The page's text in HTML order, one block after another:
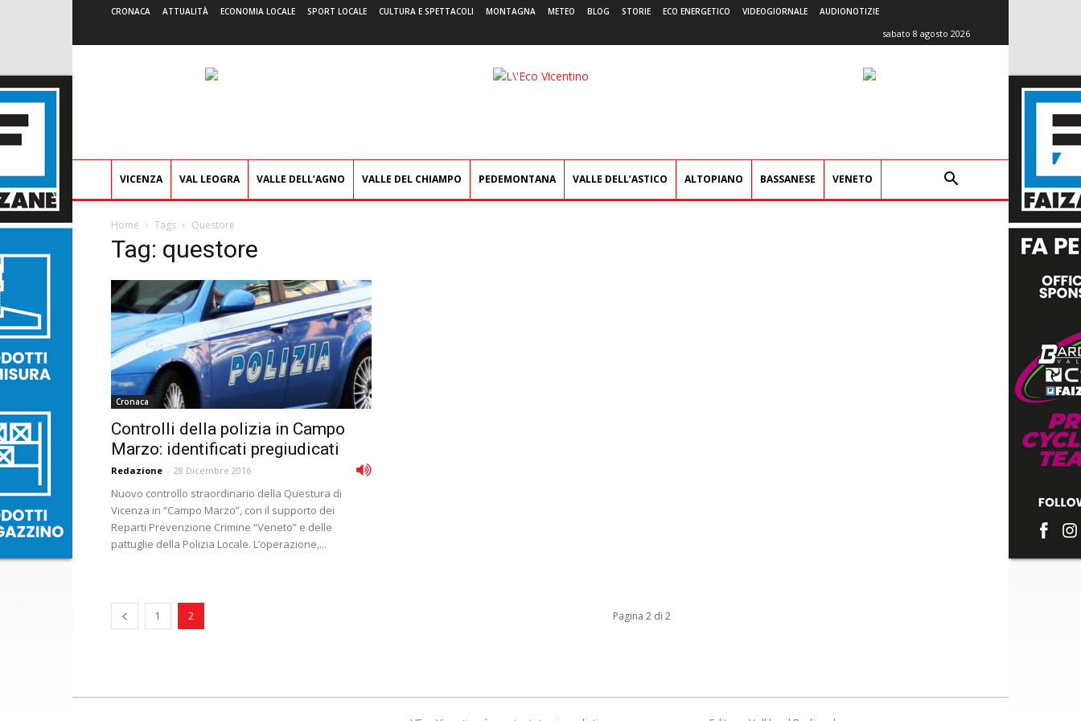
CRONACA ATTUALITÀ ECONOMIA LOCALE SPORT LOCALE CULTURA E SPETTACOLI MONTAGNA METEO BLOG STORIE ECO ENERGETICO VIDEOGIORNALE AUDIONOTIZIE
sabato 8 agosto 2026
L'Eco
VICENZA VAL LEOGRA VALLE DELL’AGNO VALLE DEL CHIAMPO PEDEMONTANA VALLE DELL’ASTICO ALTOPIANO BASSANESE VENETO
Home Tags Questore
Tag: questore
Cronaca
Controlli della polizia in Campo
Marzo: identificati pregiudicati
Redazione - 28 Dicembre 2016
Nuovo controllo straordinario della Questura di
Vicenza in “Campo Marzo”, con il supporto dei
Reparti Prevenzione Crimine “Veneto” e delle
pattuglie della Polizia Locale. L’operazione,...
1 2 Pagina 2 di 2